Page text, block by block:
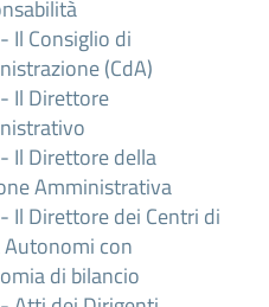
Il Consiglio di
(CdA)
Il Direttore
Il Direttore della
Amministrativa
Il Direttore dei Centri di
Autonomi con
di bilancio